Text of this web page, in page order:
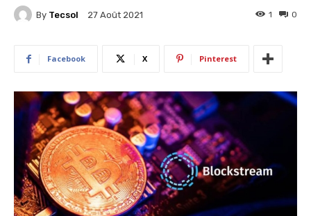
By Tecsol 27 Août 2021 0
1
Facebook X Pinterest